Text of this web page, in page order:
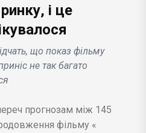
і це
що показ фільму
не так багато
прогнозам між 145
фільму «